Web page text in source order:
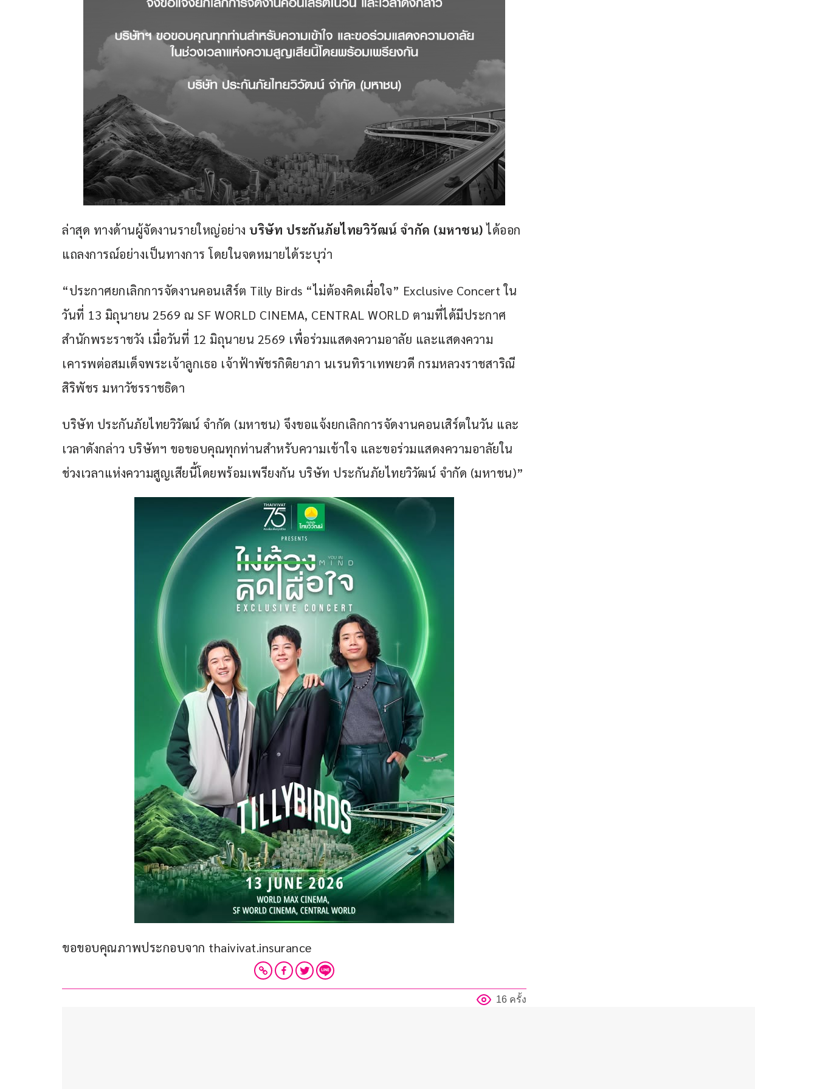
ล่าสุด ทางด้านผู้จัดงานรายใหญ่อย่าง บริษัท ประกันภัยไทยวิวัฒน์ จำกัด (มหาชน) ได้ออก
แถลงการณ์อย่างเป็นทางการ โดยในจดหมายได้ระบุว่า
“ประกาศยกเลิกการจัดงานคอนเสิร์ต Tilly Birds “ไม่ต้องคิดเผื่อใจ” Exclusive Concert ใน
วันที่ 13 มิถุนายน 2569 ณ SF WORLD CINEMA, CENTRAL WORLD ตามที่ได้มีประกาศ
สำนักพระราชวัง เมื่อวันที่ 12 มิถุนายน 2569 เพื่อร่วมแสดงความอาลัย และแสดงความ
เคารพต่อสมเด็จพระเจ้าลูกเธอ เจ้าฟ้าพัชรกิติยาภา นเรนทิราเทพยวดี กรมหลวงราชสาริณี
สิริพัชร มหาวัชรราชธิดา
บริษัท ประกันภัยไทยวิวัฒน์ จำกัด (มหาชน) จึงขอแจ้งยกเลิกการจัดงานคอนเสิร์ตในวัน และ
เวลาดังกล่าว บริษัทฯ ขอขอบคุณทุกท่านสำหรับความเข้าใจ และขอร่วมแสดงความอาลัยใน
ช่วงเวลาแห่งความสูญเสียนี้โดยพร้อมเพรียงกัน บริษัท ประกันภัยไทยวิวัฒน์ จำกัด (มหาชน)”
ขอขอบคุณภาพประกอบจาก thaivivat.insurance
16 ครั้ง